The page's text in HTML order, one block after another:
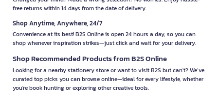
free returns within 14 days from the date of delivery.
Shop Anytime, Anywhere, 24/7
Convenience at its best! B2S Online is open 24 hours a day, so you can
shop whenever inspiration strikes—just click and wait for your delivery.
Shop Recommended Products from B2S Online
Looking for a nearby stationery store or want to visit B2S but can't? We’ve
curated top picks you can browse online—ideal for every lifestyle, whether
you're book hunting or exploring other creative tools.